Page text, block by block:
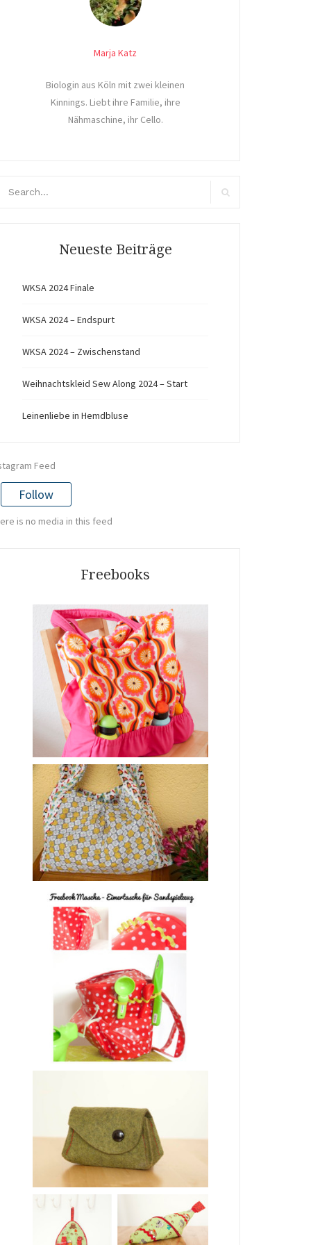
Marja Katz
Biologin aus Köln mit zwei kleinen
Kinnings. Liebt ihre Familie, ihre
Nähmaschine, ihr Cello.
Neueste Beiträge
WKSA 2024 Finale
WKSA 2024 – Endspurt
WKSA 2024 – Zwischenstand
Weihnachtskleid Sew Along 2024 – Start
Leinenliebe in Hemdbluse
Feed
Follow
is no media in this feed
Freebooks